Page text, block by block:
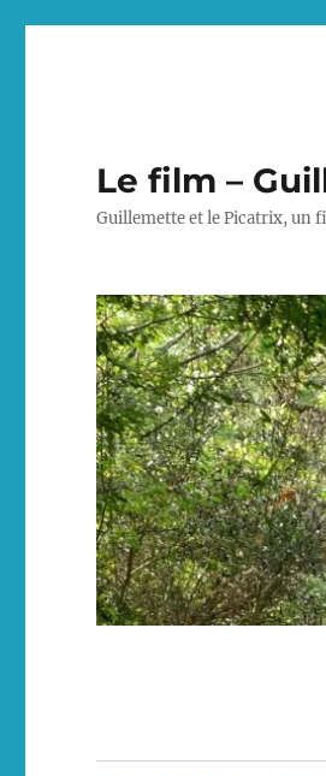
Le film –
Guillemette et le Picatrix, un